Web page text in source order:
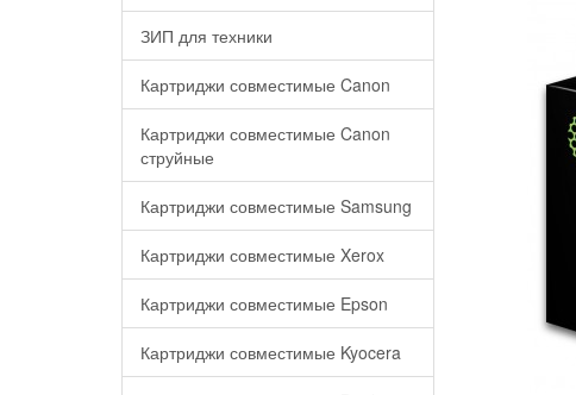
ЗИП для техники
Картриджи совместимые Canon
Картриджи совместимые Canon
струйные
Картриджи совместимые Samsung
Картриджи совместимые Xerox
Картриджи совместимые Epson
Картриджи совместимые Kyocera